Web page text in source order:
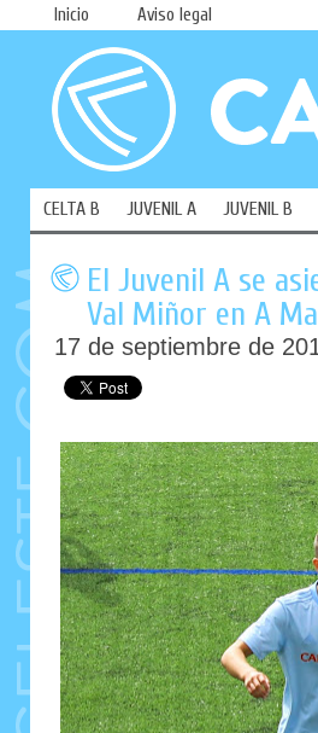
Inicio Aviso legal
CELTA B JUVENIL A JUVENIL B
El Juvenil A se
Val Miñor en A
17 de septiembre de